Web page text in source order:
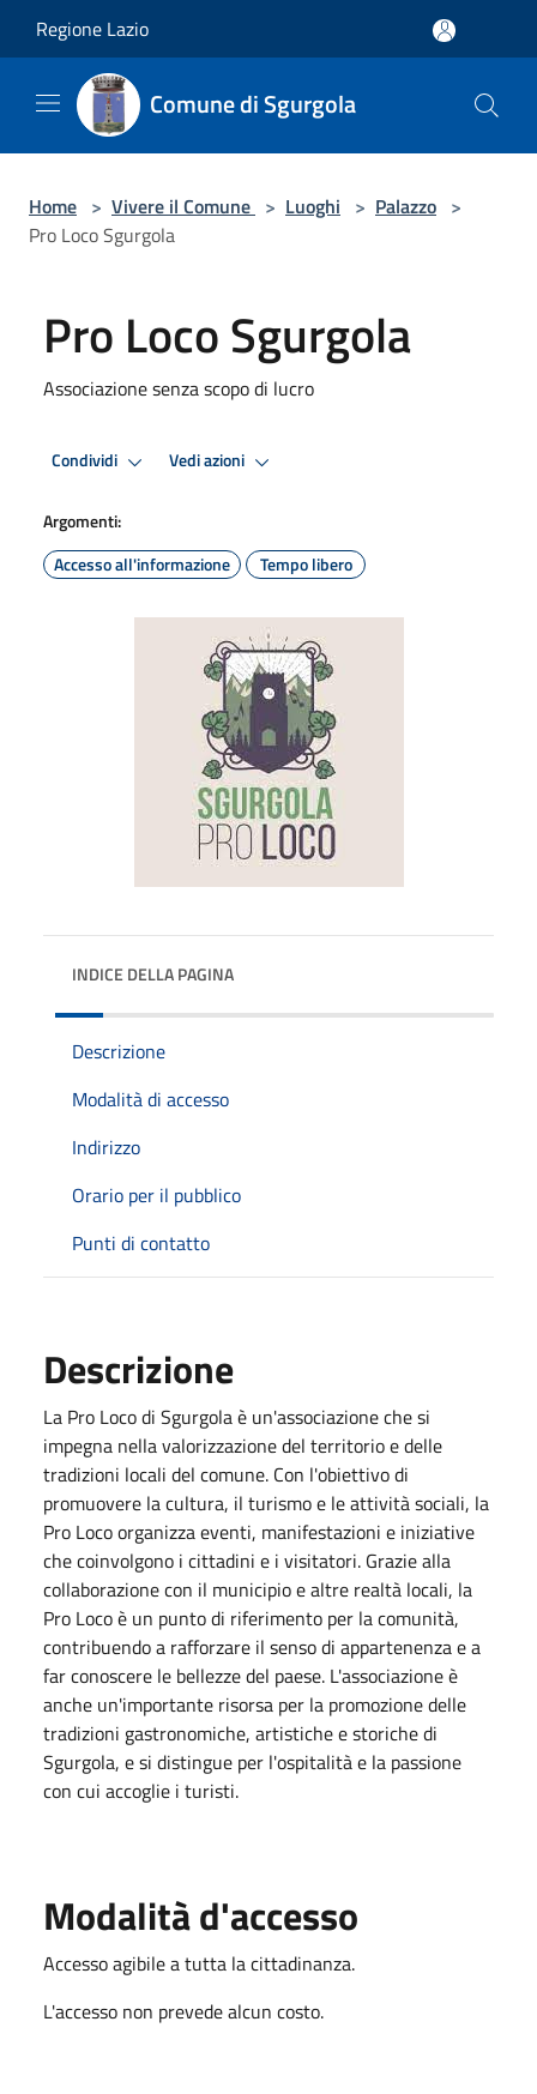
Regione Lazio
Comune di Sgurgola
Home > Vivere il Comune > Luoghi > Palazzo >
Pro Loco Sgurgola
Pro Loco Sgurgola
Associazione senza scopo di lucro
Condividi Vedi azioni
Argomenti:
Accesso all'informazione
Tempo libero
INDICE DELLA PAGINA
Descrizione
Modalità di accesso
Indirizzo
Orario per il pubblico
Punti di contatto
Descrizione
La Pro Loco di Sgurgola è un'associazione che si
impegna nella valorizzazione del territorio e delle
tradizioni locali del comune. Con l'obiettivo di
promuovere la cultura, il turismo e le attività sociali, la
Pro Loco organizza eventi, manifestazioni e iniziative
che coinvolgono i cittadini e i visitatori. Grazie alla
collaborazione con il municipio e altre realtà locali, la
Pro Loco è un punto di riferimento per la comunità,
contribuendo a rafforzare il senso di appartenenza e a
far conoscere le bellezze del paese. L'associazione è
anche un'importante risorsa per la promozione delle
tradizioni gastronomiche, artistiche e storiche di
Sgurgola, e si distingue per l'ospitalità e la passione
con cui accoglie i turisti.
Modalità d'accesso
Accesso agibile a tutta la cittadinanza.
L'accesso non prevede alcun costo.